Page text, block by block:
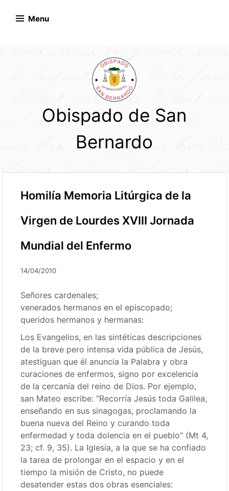
Menu
Obispado de San
Bernardo
Homilía Memoria Litúrgica de la
Virgen de Lourdes XVIII Jornada
Mundial del Enfermo
14/04/2010
Señores cardenales;
venerados hermanos en el episcopado;
queridos hermanos y hermanas:
Los Evangelios, en las sintéticas descripciones
de la breve pero intensa vida pública de Jesús,
atestiguan que él anuncia la Palabra y obra
curaciones de enfermos, signo por excelencia
de la cercanía del reino de Dios. Por ejemplo,
san Mateo escribe: “Recorría Jesús toda Galilea,
enseñando en sus sinagogas, proclamando la
buena nueva del Reino y curando toda
enfermedad y toda dolencia en el pueblo” (Mt 4,
23; cf. 9, 35). La Iglesia, a la que se ha confiado
la tarea de prolongar en el espacio y en el
tiempo la misión de Cristo, no puede
desatender estas dos obras esenciales: